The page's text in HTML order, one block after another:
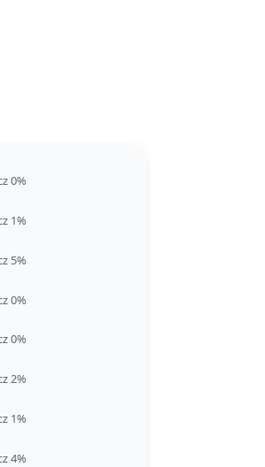
0%
1%
5%
0%
0%
2%
1%
4%